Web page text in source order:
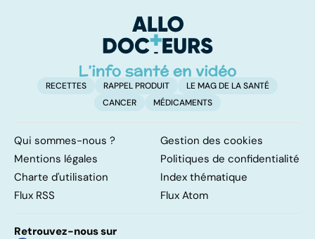
d'angine ?
RECETTES RAPPEL PRODUIT
LE MAG DE LA SANTÉ
CANCER
MÉDICAMENTS
Qui sommes-nous ?
Gestion des cookies
Mentions légales
Politiques de confidentialité
Charte d'utilisation
Index thématique
Flux RSS
Flux Atom
Retrouvez-nous sur